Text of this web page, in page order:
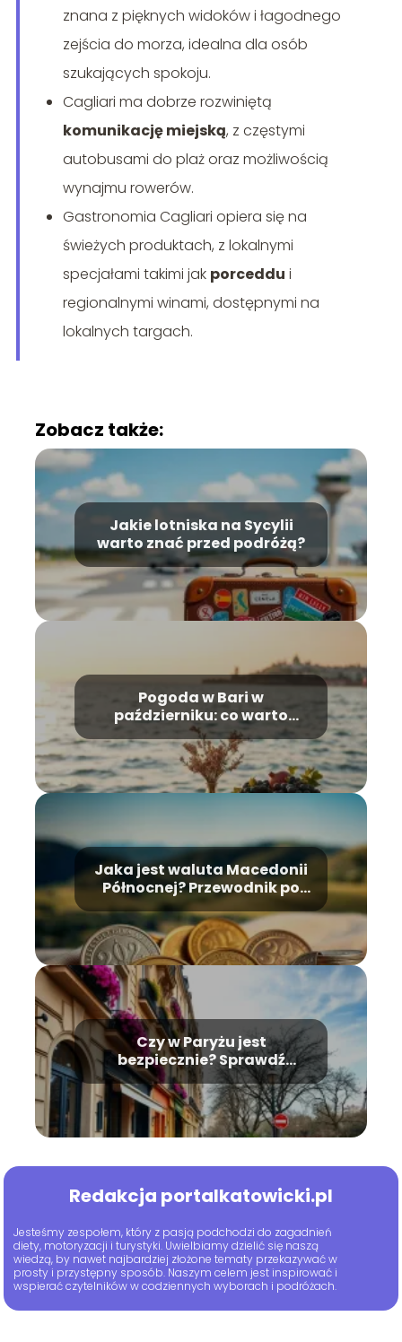
znana z pięknych widoków i łagodnego
zejścia do morza, idealna dla osób
szukających spokoju.
Cagliari ma dobrze rozwiniętą
komunikację miejską, z częstymi
autobusami do plaż oraz możliwością
wynajmu rowerów.
Gastronomia Cagliari opiera się na
świeżych produktach, z lokalnymi
specjałami takimi jak porceddu i
regionalnymi winami, dostępnymi na
lokalnych targach.
Zobacz także:
Jakie lotniska na Sycylii
warto znać przed podróżą?
Pogoda w Bari w
październiku: co warto
wiedzieć przed wyjazdem?
Jaka jest waluta Macedonii
Północnej? Przewodnik po
monetach
Czy w Paryżu jest
bezpiecznie? Sprawdź
najnowsze informacje!
Redakcja portalkatowicki.pl
Jesteśmy zespołem, który z pasją podchodzi do zagadnień
diety, motoryzacji i turystyki. Uwielbiamy dzielić się naszą
wiedzą, by nawet najbardziej złożone tematy przekazywać w
prosty i przystępny sposób. Naszym celem jest inspirować i
wspierać czytelników w codziennych wyborach i podróżach.